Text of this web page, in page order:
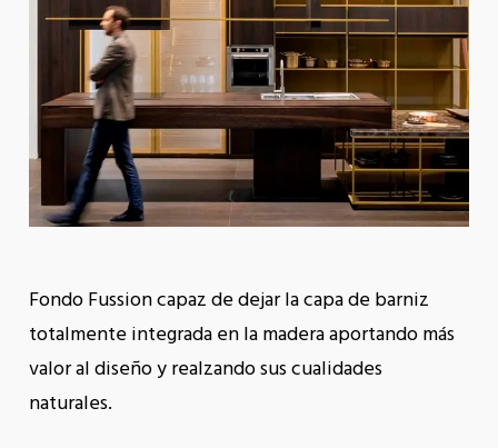
Fondo Fussion capaz de dejar la capa de barniz
totalmente integrada en la madera aportando más
valor al diseño y realzando sus cualidades
naturales.